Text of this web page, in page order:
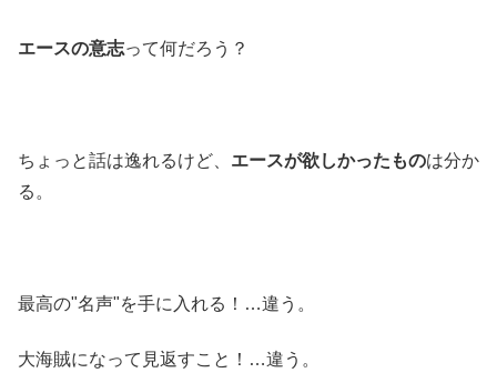
エースの意志って何だろう？
ちょっと話は逸れるけど、 エースが欲しかったものは分か
る。
最高の"名声"を手に入れる！…違う。
大海賊になって見返すこと！…違う。